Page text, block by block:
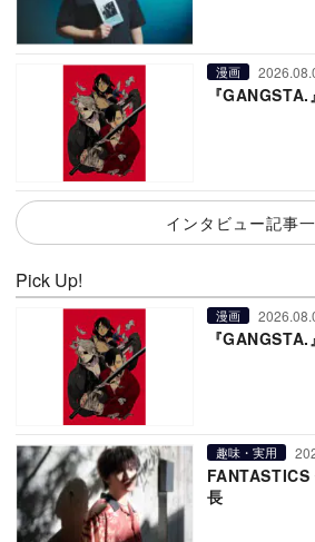
漫画
『
インタビュー記事
Pick Up!
漫画
『
趣味・実用
長